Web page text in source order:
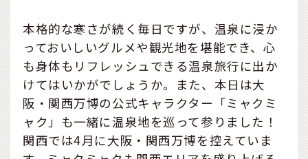
本格的な寒さが続く毎日ですが、温泉に浸か
っておいしいグルメや観光地を堪能でき、心
も身体もリフレッシュできる温泉旅行に出か
けてはいかがでしょうか。また、本日は大
阪・関西万博の公式キャラクター「ミャクミ
ャク」も一緒に温泉地を巡って参りました！
関西では4月に大阪・関西万博を控えていま